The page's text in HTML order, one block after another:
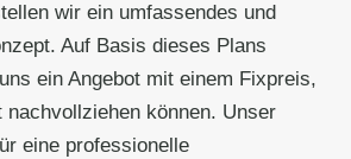
wir ein umfassendes und
Auf Basis dieses Plans
ein Angebot mit einem Fixpreis,
nachvollziehen können. Unser
eine professionelle